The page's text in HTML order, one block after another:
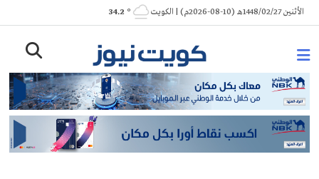
Skip
to
الأثنين 1448/02/27هـ (10-08-2026م) | الكويت ° 34.2